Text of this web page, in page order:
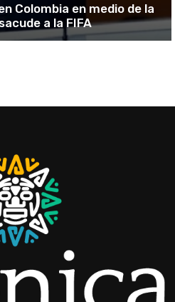
Colombia en medio de la
a la FIFA